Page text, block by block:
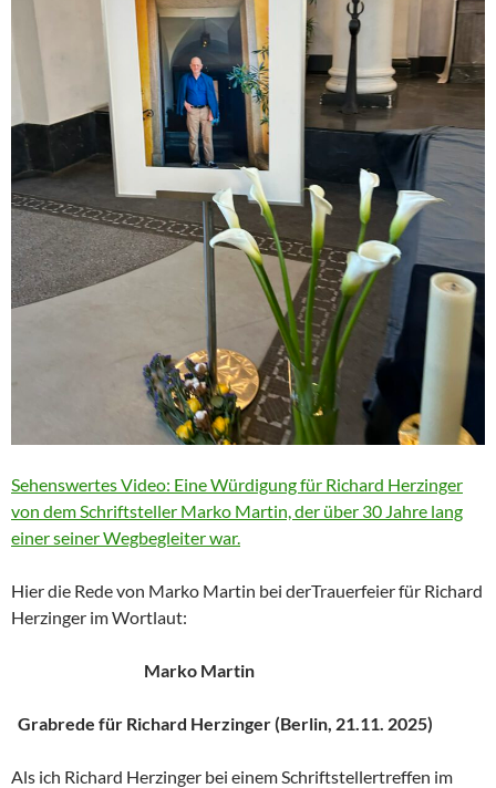
Sehenswertes Video: Eine Würdigung für Richard Herzinger
von dem Schriftsteller Marko Martin, der über 30 Jahre lang
einer seiner Wegbegleiter war.
Hier die Rede von Marko Martin bei derTrauerfeier für Richard
Herzinger im Wortlaut:
Marko Martin
Grabrede für Richard Herzinger (Berlin, 21.11. 2025)
Als ich Richard Herzinger bei einem Schriftstellertreffen im